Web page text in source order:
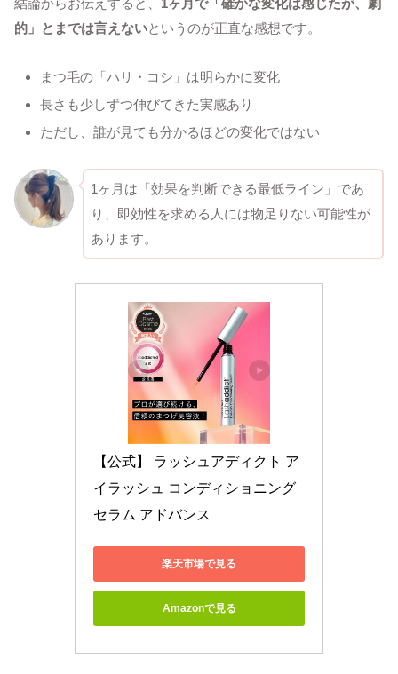
結論からお伝えすると、 1ヶ月で「確かな変化は感じたが、劇
的」とまでは言えないというのが正直な感想です。
まつ毛の「ハリ・コシ」は明らかに変化
長さも少しずつ伸びてきた実感あり
ただし、誰が見ても分かるほどの変化ではない
1ヶ月は「効果を判断できる最低ライン」であ
り、即効性を求める人には物足りない可能性が
あります。
【公式】 ラッシュアディクト ア
イラッシュ コンディショニング
セラム アドバンス
楽天市場で見る
Amazonで見る